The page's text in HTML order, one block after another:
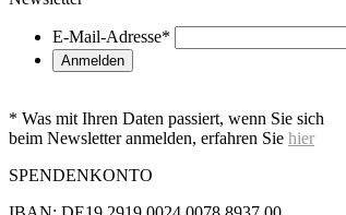
E-Mail-Adresse*
* Was mit Ihren Daten passiert, wenn Sie sich
beim Newsletter anmelden, erfahren Sie hier
SPENDENKONTO